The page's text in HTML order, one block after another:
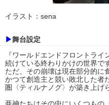
イラスト：sena
▶舞台設定
『ワールドエンドフロントラ
続けている終わりかけの世界で
ただ、その崩壊は現在部分的に
かつて創造主と競い敗北した
圏〈ティルナノグ〉が築き上げ